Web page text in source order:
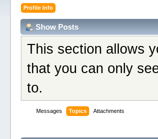
Profile Info
Show Posts
This section allows
that you can only
to.
Messages Topics Attachments